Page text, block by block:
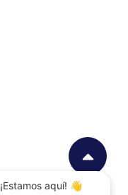
¡Estamos aquí! 👋